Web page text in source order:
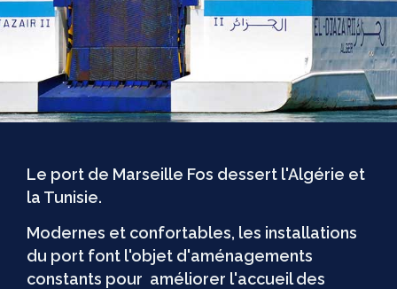
Le port de Marseille Fos dessert l'Algérie et
la Tunisie.
Modernes et confortables, les installations
du port font l'objet d'aménagements
constants pour améliorer l'accueil des